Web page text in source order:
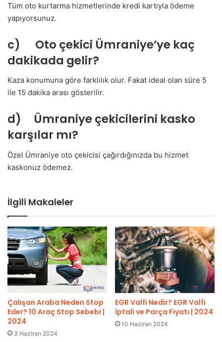
Tüm oto kurtarma hizmetlerinde kredi kartıyla ödeme
yapıyorsunuz.
c) Oto çekici Ümraniye’ye kaç
dakikada gelir?
Kaza konumuna göre farklılık olur. Fakat ideal olan süre 5
ile 15 dakika arası gösterilir.
d) Ümraniye çekicilerini kasko
karşılar mı?
Özel Ümraniye oto çekicisi çağırdığınızda bu hizmet
kaskonuz ödemez.
İlgili Makaleler
Çalışan Araba Neden Stop
Eder? 10 Araç Stop Sebebi |
2024
3 Haziran 2024
EGR Valfi Nedir? EGR Valfi
İptali ve Parça Fiyatı | 2024
10 Haziran 2024